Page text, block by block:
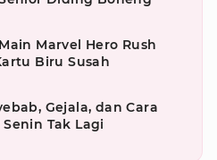
Marvel Hero Rush
Biru Susah
Gejala, dan Cara
Tak Lagi